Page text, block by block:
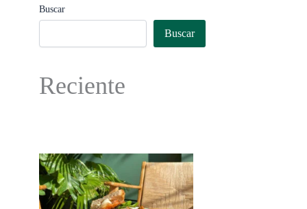
Buscar
Buscar
Reciente